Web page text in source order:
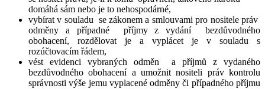
domáhá sám nebo je to nehospodárné,
vybírat v souladu se zákonem a smlouvami pro nositele práv
odměny a případné příjmy z vydání bezdůvodného
obohacení, rozdělovat je a vyplácet je v souladu s
rozúčtovacím řádem,
vést evidenci vybraných odměn a příjmů z vydaného
bezdůvodného obohacení a umožnit nositeli práv kontrolu
správnosti výše jemu vyplacené odměny či případného příjmu